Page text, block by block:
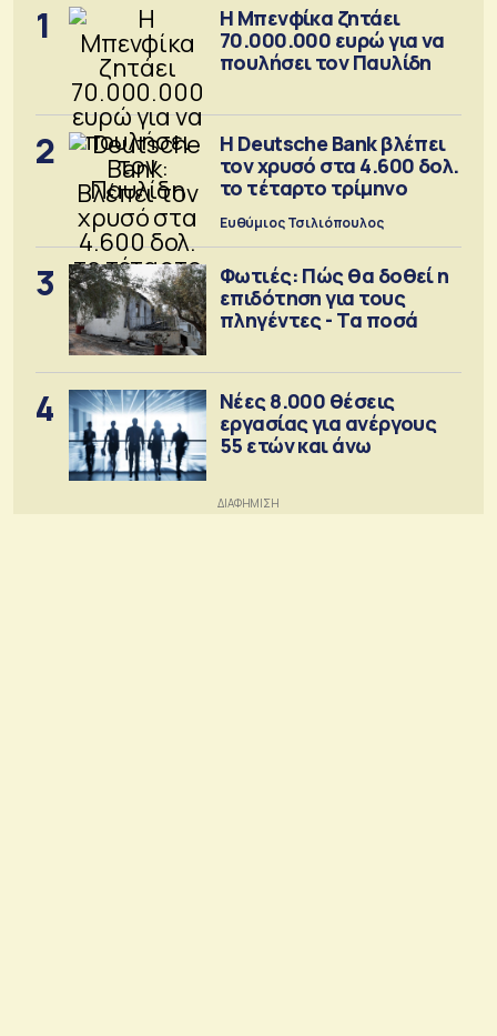
1
Η Μπενφίκα ζητάει
70.000.000 ευρώ για να
πουλήσει τον Παυλίδη
2
Η Deutsche Bank βλέπει
τον χρυσό στα 4.600 δολ.
το τέταρτο τρίμηνο
Ευθύμιος Τσιλιόπουλος
3
Φωτιές: Πώς θα δοθεί η
επιδότηση για τους
πληγέντες - Τα ποσά
4
Νέες 8.000 θέσεις
εργασίας για ανέργους
55 ετών και άνω